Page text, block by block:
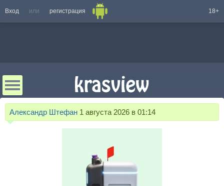
Вход или регистрация 18+
Александр Штефан 1 августа 2026 в 01:14